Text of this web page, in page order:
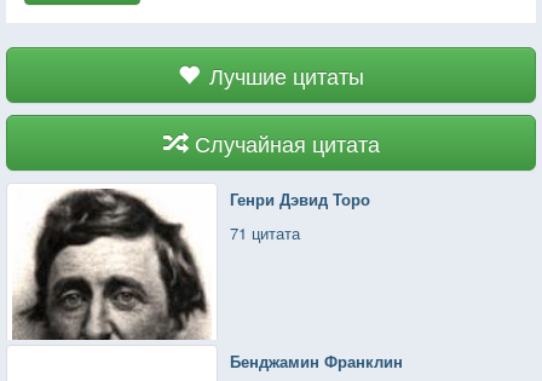
Лучшие цитаты
Случайная цитата
Генри Дэвид Торо
71 цитата
Бенджамин Франклин